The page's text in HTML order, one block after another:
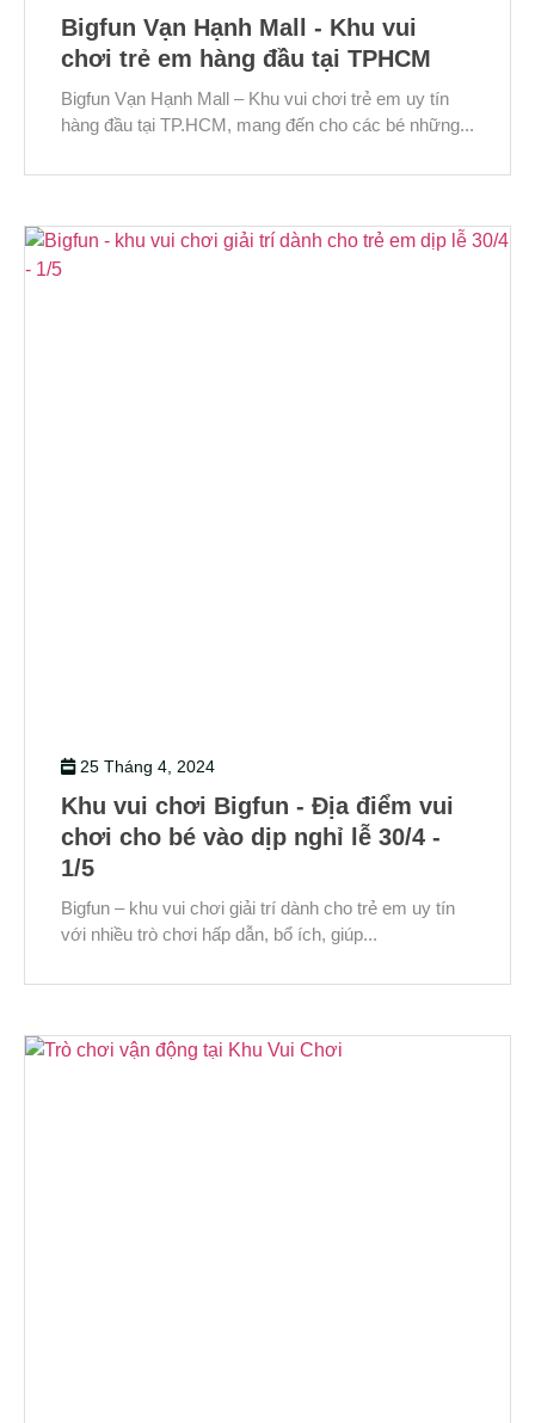
Bigfun Vạn Hạnh Mall - Khu vui
chơi trẻ em hàng đầu tại TPHCM
Bigfun Vạn Hạnh Mall – Khu vui chơi trẻ em uy tín
hàng đầu tại TP.HCM, mang đến cho các bé những...
25 Tháng 4, 2024
Khu vui chơi Bigfun - Địa điểm vui
chơi cho bé vào dịp nghỉ lễ 30/4 -
1/5
Bigfun – khu vui chơi giải trí dành cho trẻ em uy tín
với nhiều trò chơi hấp dẫn, bổ ích, giúp...